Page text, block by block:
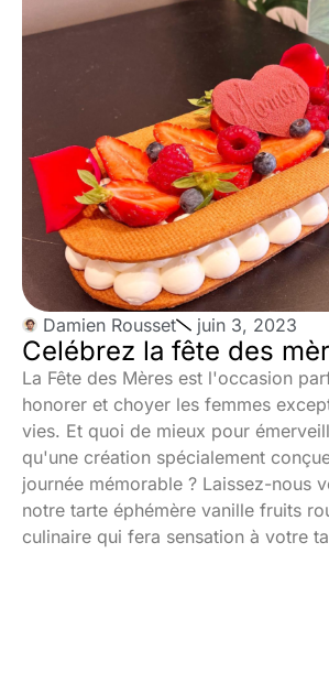
Damien Rousset juin 3, 2023
Celébrez la fête des
La Fête des Mères est l'occasion
honorer et choyer les femmes
vies. Et quoi de mieux pour
qu'une création spécialement
journée mémorable ? Laissez-nous
notre tarte éphémère vanille fruits
culinaire qui fera sensation à votre